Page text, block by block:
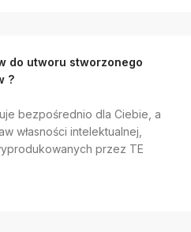
do utworu stworzonego
?
bezpośrednio dla Ciebie, a
własności intelektualnej,
przez TE